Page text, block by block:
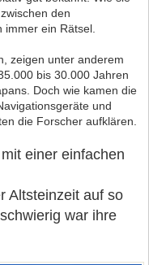
den
immer ein Rätsel.
zeigen unter anderem
bis 30.000 Jahren
Doch wie kamen die
und
die Forscher aufklären.
einer einfachen
Altsteinzeit auf so
war ihre